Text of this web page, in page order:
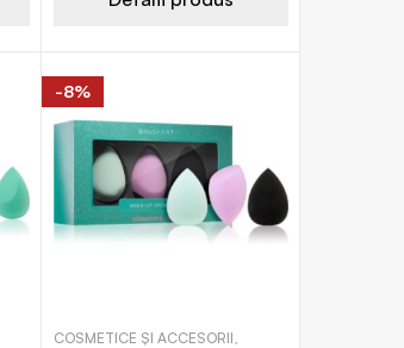
-8%
COSMETICE ȘI ACCESORII,